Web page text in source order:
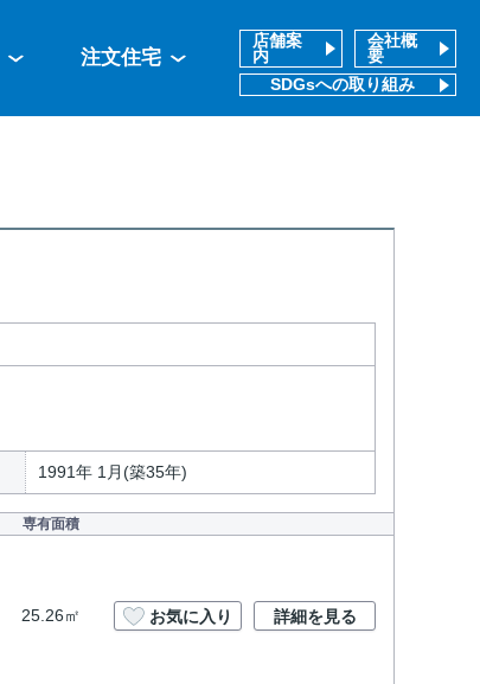
注文住宅
店舗案
内
会社概
要
SDGsへの取り組み
1991年 1月(築35年)
専有面積
25.26㎡ お気に入り 詳細を見る